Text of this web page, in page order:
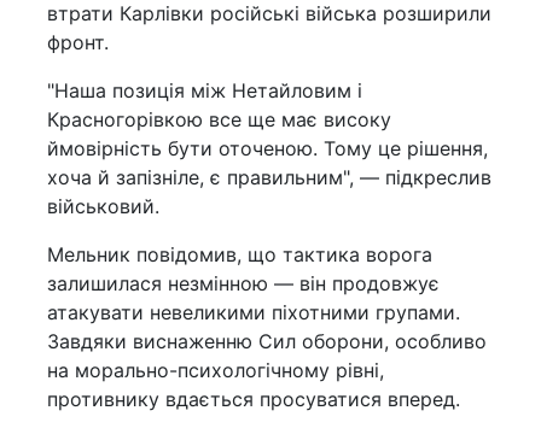
втрати Карлівки російські війська розширили
фронт.
"Наша позиція між Нетайловим і
Красногорівкою все ще має високу
ймовірність бути оточеною. Тому це рішення,
хоча й запізніле, є правильним", — підкреслив
військовий.
Мельник повідомив, що тактика ворога
залишилася незмінною — він продовжує
атакувати невеликими піхотними групами.
Завдяки виснаженню Сил оборони, особливо
на морально-психологічному рівні,
противнику вдається просуватися вперед.